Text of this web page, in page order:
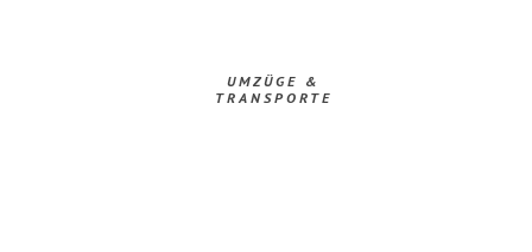
UMZÜGE &
TRANSPORTE